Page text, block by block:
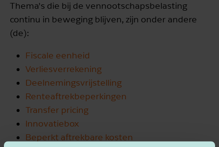
Thema's die bij de vennootschapsbelasting
continu in beweging blijven, zijn onder andere
(de):
Fiscale eenheid
Verliesverrekening
Deelnemingsvrijstelling
Renteaftrekbeperkingen
Transfer pricing
Innovatiebox
Beperkt aftrekbare kosten